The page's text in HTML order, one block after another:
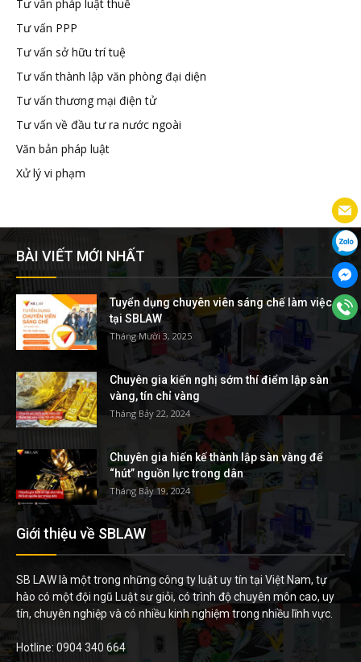
Tư vấn pháp luật thuế
Tư vấn PPP
Tư vấn sở hữu trí tuệ
Tư vấn thành lập văn phòng đại diện
Tư vấn thương mại điện tử
Tư vấn về đầu tư ra nước ngoài
Văn bản pháp luật
Xử lý vi phạm
BÀI VIẾT MỚI NHẤT
Tuyển dụng chuyên viên sáng chế làm việc
tại SBLAW
Tháng Mười 3, 2025
Chuyên gia kiến nghị sớm thí điểm lập sàn
vàng, tín chỉ vàng
Tháng Bảy 22, 2024
Chuyên gia hiến kế thành lập sàn vàng để
“hút” nguồn lực trong dân
Tháng Bảy 19, 2024
Giới thiệu về SBLAW
SB LAW là một trong những công ty luật uy tín tại Việt Nam, tự
hào có một đội ngũ Luật sư giỏi, có trình độ chuyên môn cao, uy
tín, chuyên nghiệp và có nhiều kinh nghiệm trong nhiều lĩnh vực.
Hotline: 0904 340 664